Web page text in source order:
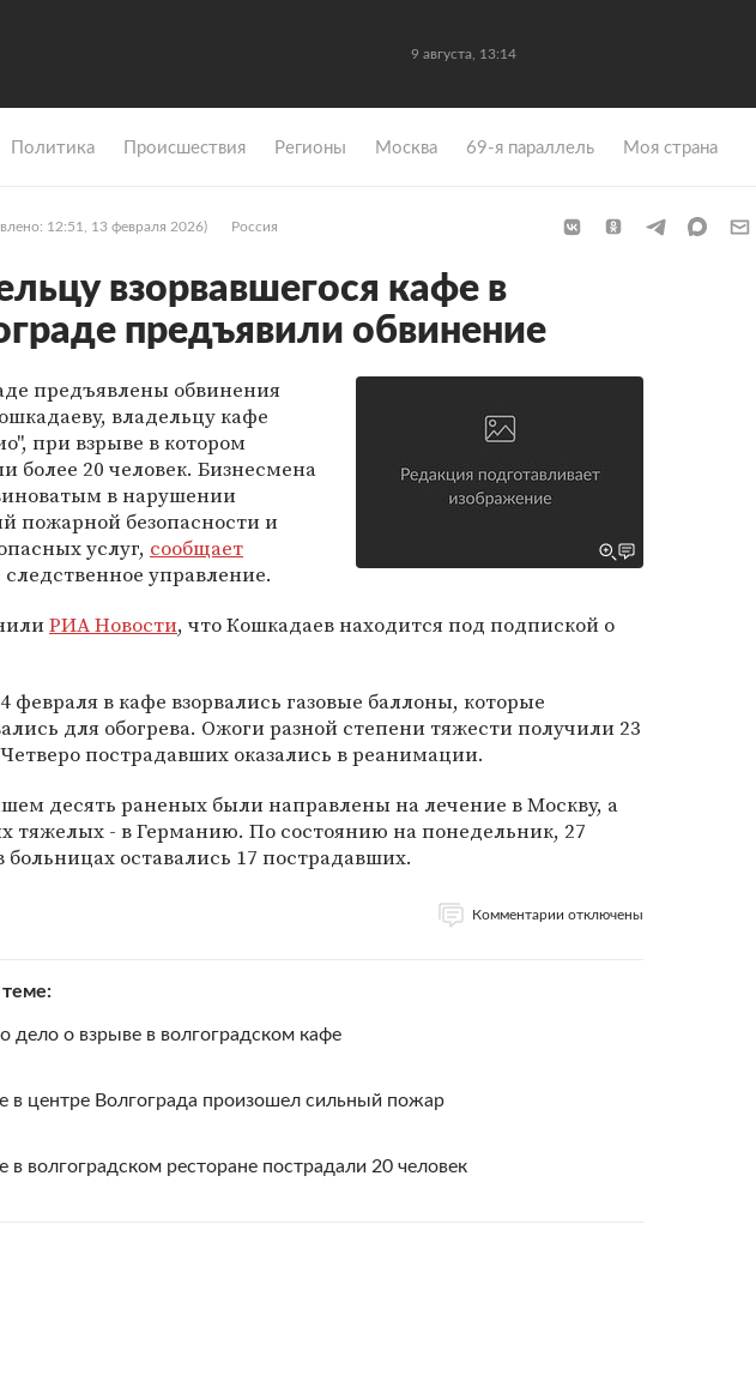
9 августа, 13:14
Политика Происшествия Регионы Москва 69-я параллель Моя страна
12:51, 13 февраля 2026) Россия
взорвавшегося кафе в
предъявили обвинение
предъявлены обвинения
владельцу кафе
при взрыве в котором
более 20 человек. Бизнесмена
в нарушении
пожарной безопасности и
услуг, сообщает
следственное управление.
РИА Новости, что Кошкадаев находится под подпиской о
февраля в кафе взорвались газовые баллоны, которые
для обогрева. Ожоги разной степени тяжести получили 23
пострадавших оказались в реанимации.
десять раненых были направлены на лечение в Москву, а
тяжелых - в Германию. По состоянию на понедельник, 27
больницах оставались 17 пострадавших.
Комментарии отключены
дело о взрыве в волгоградском кафе
в центре Волгограда произошел сильный пожар
в волгоградском ресторане пострадали 20 человек